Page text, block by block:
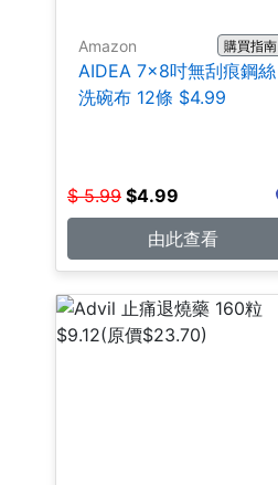
Amazon 購買指南
AIDEA 7×8吋無刮痕鋼絲
洗碗布 12條 $4.99
$ 5.99 $4.99
由此查看